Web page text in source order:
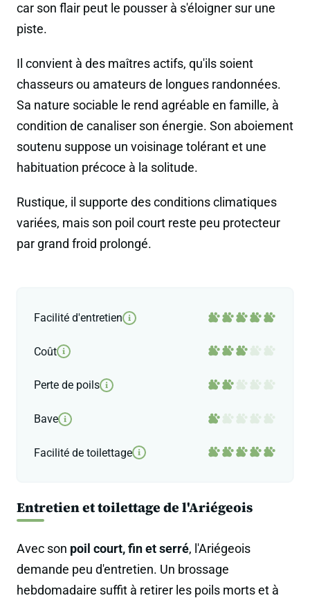
car son flair peut le pousser à s'éloigner sur une
piste.
Il convient à des maîtres actifs, qu'ils soient
chasseurs ou amateurs de longues randonnées.
Sa nature sociable le rend agréable en famille, à
condition de canaliser son énergie. Son aboiement
soutenu suppose un voisinage tolérant et une
habituation précoce à la solitude.
Rustique, il supporte des conditions climatiques
variées, mais son poil court reste peu protecteur
par grand froid prolongé.
Facilité d'entretien i
Coût i
Perte de poils i
Bave i
Facilité de toilettage i
Entretien et toilettage de l'Ariégeois
Avec son poil court, fin et serré, l'Ariégeois
demande peu d'entretien. Un brossage
hebdomadaire suffit à retirer les poils morts et à